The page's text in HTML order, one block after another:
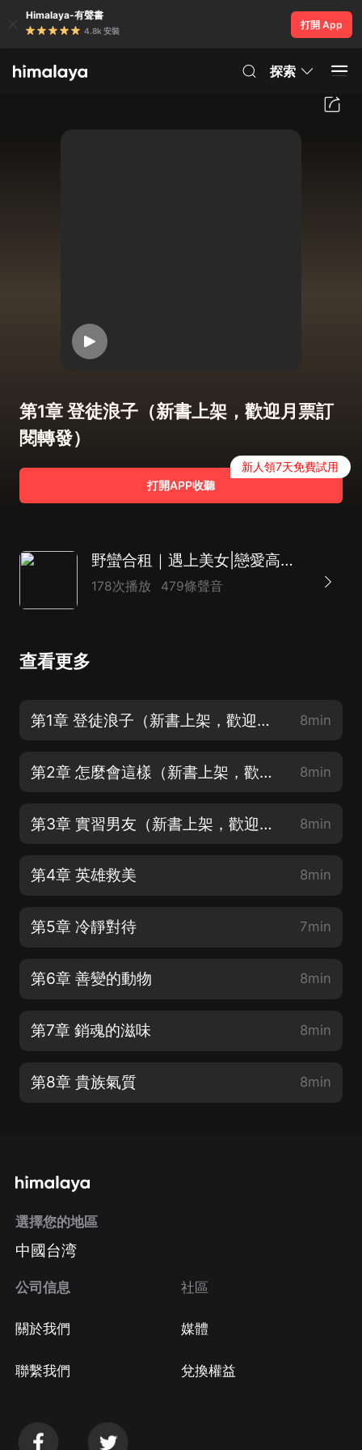
Himalaya-有聲書
4.8k 安裝
打開 App
探索
第1章 登徒浪子（新書上架，歡迎月票訂
閱轉發）
打開APP收聽
新人領7天免費試用
野蠻合租｜遇上美女|戀愛高手｜都市言情
178次播放 479條聲音
查看更多
第1章 登徒浪子（新書上架，歡迎月票訂閱轉發） 8min
第2章 怎麼會這樣（新書上架，歡迎月票訂閱轉發） 8min
第3章 實習男友（新書上架，歡迎月票訂閱轉發） 8min
第4章 英雄救美 8min
第5章 冷靜對待 7min
第6章 善變的動物 8min
第7章 銷魂的滋味 8min
第8章 貴族氣質 8min
選擇您的地區
中國台湾
公司信息
關於我們
聯繫我們
社區
媒體
兌換權益